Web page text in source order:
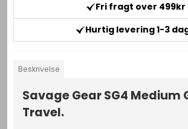
Fri fragt over 499kr
Hurtig levering 1-3
Beskrivelse
Savage Gear SG4 Medium
Travel.